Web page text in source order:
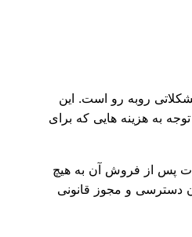
روبه رو است. این
به هزینه هایی که برای
پس از فروش آن به هیچ
دسترسی و مجوز قانونی